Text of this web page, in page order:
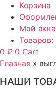
Корзина
Мой
Товаров:
0 ₽ 0 Cart
Главная »
НАШИ